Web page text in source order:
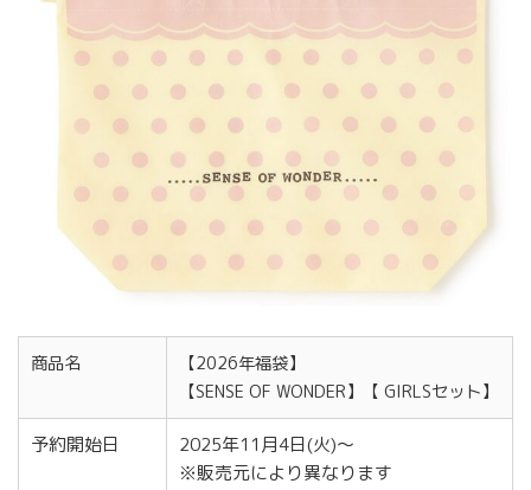
商品名
【2026年福袋】
【SENSE OF WONDER】【 GIRLSセット】
予約開始日
2025年11月4日(火)～
※販売元により異なります